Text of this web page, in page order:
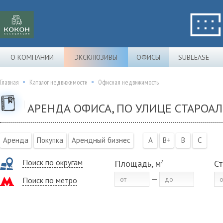
О КОМПАНИИ ЭКСКЛЮЗИВЫ ОФИСЫ SUBLEASE
Главная Каталог недвижимости Офисная недвижимость
АРЕНДА ОФИСА, ПО УЛИЦЕ
Аренда Покупка Арендный бизнес A B+ B C
Поиск по округам
Поиск по метро
Площадь, м2